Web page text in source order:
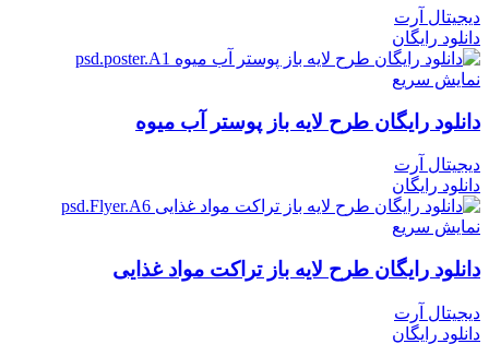
دیجیتال آرت
دانلود رایگان
نمایش سریع
دانلود رایگان طرح لايه باز پوستر آب میوه
دیجیتال آرت
دانلود رایگان
نمایش سریع
دانلود رایگان طرح لايه باز تراکت مواد غذایی
دیجیتال آرت
دانلود رایگان